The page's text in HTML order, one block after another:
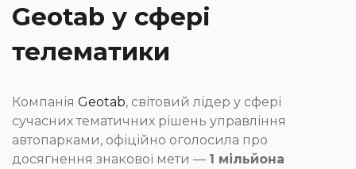
Geotab у сфері
телематики
Компанія Geotab, світовий лідер у сфері
сучасних тематичних рішень управління
автопарками, офіційно оголосила про
досягнення знакової мети — 1 мільйона